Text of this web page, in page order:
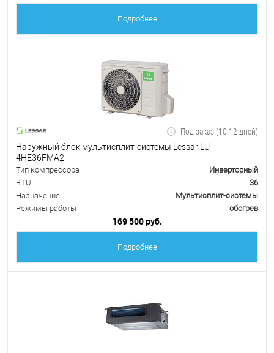
Подробнее
Под заказ (10-12 дней)
Наружный блок мультисплит-системы Lessar LU-
4HE36FMA2
Тип компрессора
Инверторный
BTU
36
Назначение
Мультисплит-системы
Режимы работы
обогрев
169 500 руб.
Подробнее